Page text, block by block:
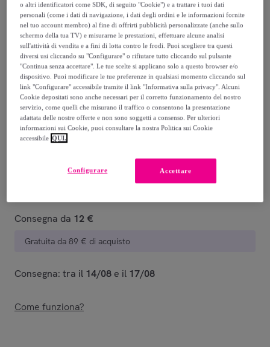
Modello: Set di 6 bicchieri da acqua 31 cl
Concepto Pampille - Luminarc
8,16 €
10,20 €
-20%
Venduto daLa Table d'Arc
Consegna da 12 €
Gratuita da 89 € di acquisto
Consegna: tra il 14/08 e il 17/08
Come funziona?
o altri identificatori come SDK, di seguito "Cookie") e a trattare i tuoi dati
personali (come i dati di navigazione, i dati degli ordini e le informazioni fornite
nel tuo account membro) al fine di offrirti pubblicità personalizzate (anche sullo
schermo della tua TV) e misurarne le prestazioni, effettuare alcune analisi
sull'attività di vendita e a fini di lotta contro le frodi. Puoi scegliere tra questi
diversi usi cliccando su "Configurare" o rifiutare tutto cliccando sul pulsante
"Continua senza accettare". Le tue scelte si applicano solo a questo browser e/o
dispositivo. Puoi modificare le tue preferenze in qualsiasi momento cliccando sul
link "Configurare" accessibile tramite il link "Informativa sulla privacy". Alcuni
Cookie depositati sono anche necessari per il corretto funzionamento del nostro
servizio, come quelli che misurano il traffico o consentono la presentazione
adattata delle nostre offerte e non sono soggetti a consenso. Per ulteriori
informazioni sui Cookie, puoi consultare la nostra Politica sui Cookie
accessibile QUI.
Accettare
Configurare